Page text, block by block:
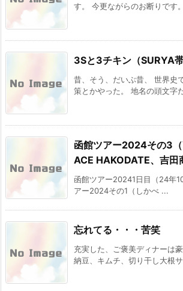
す。 今更ながらのお断りです
3Sと3チキン（SURYA帯
昔、そう、だいぶ昔、 世界史
策とかやった。 地名の頭文字
函館ツアー2024その3
ACE HAKODATE、吉田
函館ツアー20241日目（24年
アー2024その1（しかべ ...
忘れてる・・・苦笑
充実した、ご褒美ディナーは
納豆、キムチ、切り干し大根